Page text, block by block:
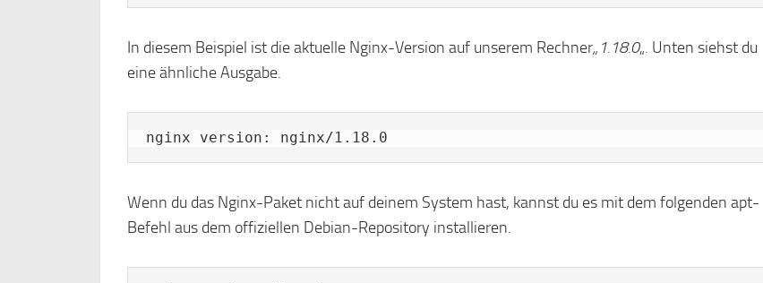
In diesem Beispiel ist die aktuelle Nginx-Version auf unserem Rechner„1.18.0„. Unten siehst du
eine ähnliche Ausgabe.
nginx version: nginx/1.18.0
Wenn du das Nginx-Paket nicht auf deinem System hast, kannst du es mit dem folgenden apt-
Befehl aus dem offiziellen Debian-Repository installieren.